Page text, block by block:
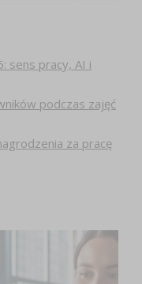
sens pracy, AI i
podczas zajęć
za pracę